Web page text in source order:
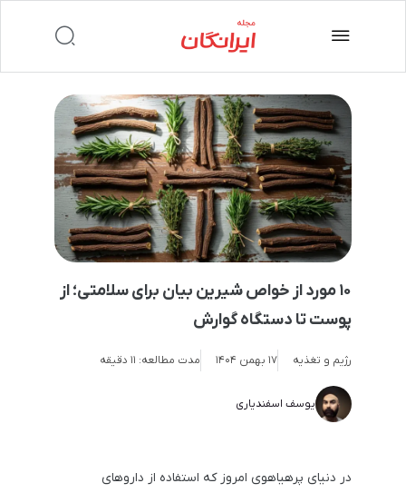
۱۰ مورد از خواص شیرین بیان برای سلامتی؛ از
پوست تا دستگاه گوارش
رژیم و تغذیه 17 بهمن 1404 مدت مطالعه: ۱۱ دقیقه
یوسف اسفندیاری
در دنیای پرهیاهوی امروز که استفاده از داروهای